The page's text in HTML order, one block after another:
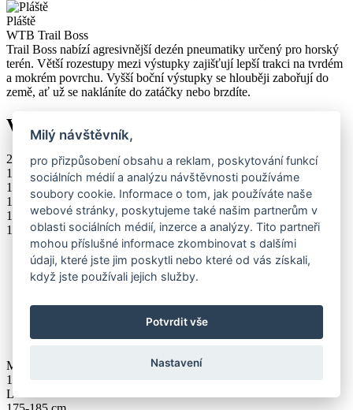
Pláště
WTB Trail Boss
Trail Boss nabízí agresivnější dezén pneumatiky určený pro horský
terén. Větší rozestupy mezi výstupky zajišťují lepší trakci na tvrdém
a mokrém povrchu. Vyšší boční výstupky se hlouběji zabořují do
země, ať už se nakláníte do zatáčky nebo brzdíte.
Velikost jízdního kola
200 cm
190 cm
180 cm
170 cm
160 cm
150 cm
M
160-175 cm
L
Milý návštěvník,
pro přizpůsobení obsahu a reklam, poskytování funkcí
sociálních médií a analýzu návštěvnosti používáme
soubory cookie. Informace o tom, jak používáte naše
webové stránky, poskytujeme také našim partnerům v
oblasti sociálních médií, inzerce a analýzy. Tito partneři
mohou příslušné informace zkombinovat s dalšími
údaji, které jste jim poskytli nebo které od vás získali,
když jste používali jejich služby.
Potvrdit vše
Nastavení